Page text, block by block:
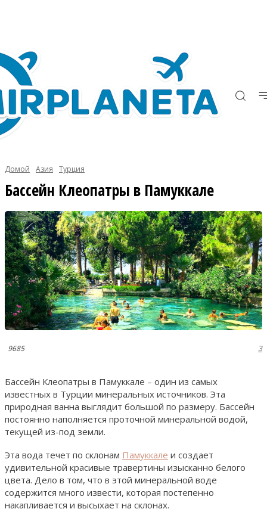
Домой Азия Турция
Бассейн Клеопатры в Памуккале
9685 3
Бассейн Клеопатры в Памуккале – один из самых
известных в Турции минеральных источников. Эта
природная ванна выглядит большой по размеру. Бассейн
постоянно наполняется проточной минеральной водой,
текущей из-под земли.
Эта вода течет по склонам Памуккале и создает
удивительной красивые травертины изысканно белого
цвета. Дело в том, что в этой минеральной воде
содержится много извести, которая постепенно
накапливается и высыхает на склонах.